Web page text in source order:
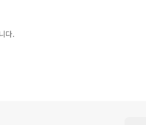
다.